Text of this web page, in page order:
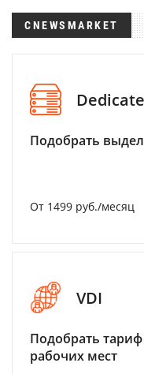
CNEWSMARKET
Подобрать
От 1499 руб./месяц
VDI
Подобрать
рабочих мест